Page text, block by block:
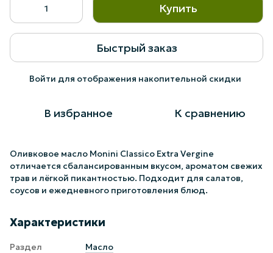
Купить
Быстрый заказ
Войти для отображения накопительной скидки
В избранное К сравнению
Оливковое масло Monini Classico Extra Vergine
отличается сбалансированным вкусом, ароматом свежих
трав и лёгкой пикантностью. Подходит для салатов,
соусов и ежедневного приготовления блюд.
Характеристики
Раздел
Масло